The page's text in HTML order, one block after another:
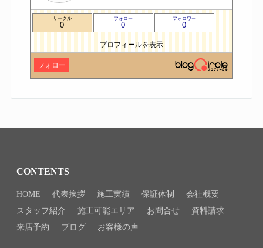
サークル
0
フォロー
0
フォロワー
0
プロフィールを表示
フォロー
CONTENTS
HOME 代表挨拶 施工実績 保証体制
会社概要
スタッフ紹介
施工可能エリア お問合せ
資料請求
来店予約
ブログ お客様の声